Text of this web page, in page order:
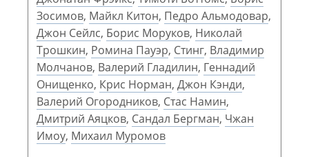
Зосимов, Майкл Китон, Педро Альмодовар,
Джон Сейлс, Борис Моруков, Николай
Трошкин, Ромина Пауэр, Стинг, Владимир
Молчанов, Валерий Гладилин, Геннадий
Онищенко, Крис Норман, Джон Кэнди,
Валерий Огородников, Стас Намин,
Дмитрий Аяцков, Сандал Бергман, Чжан
Имоу, Михаил Муромов